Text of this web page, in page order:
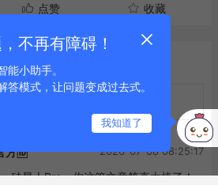
点赞 收藏
方🆔 2026-07-08 08:25:17
硅星人Pro，你这篇文章简直太棒了！
不再有障碍！
能小助手。
答模式，让问题变成过去式。
我知道了